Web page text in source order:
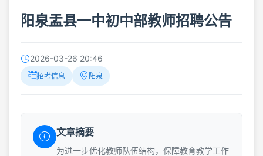
阳泉盂县一中初中部教师招聘公告
2026-03-26 20:46
招考信息 阳泉
文章摘要
为进一步优化教师队伍结构，保障教育教学工作